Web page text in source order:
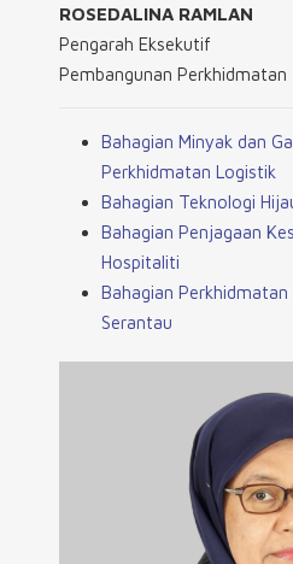
ROSEDALINA RAMLAN
Pengarah Eksekutif
Pembangunan Perkhidmatan
Bahagian Minyak dan
Perkhidmatan Logistik
Bahagian Teknologi
Bahagian Penjagaan
Hospitaliti
Bahagian Perkhidmatan
Serantau